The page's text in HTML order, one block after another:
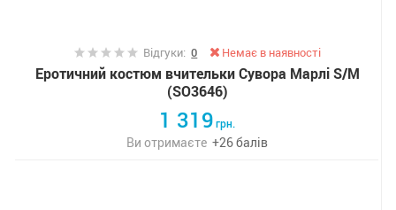
Відгуки:0 Немає в наявності
Еротичний костюм вчительки Сувора Марлі S/M
(SO3646)
1 319грн.
Ви отримаєте +26балів